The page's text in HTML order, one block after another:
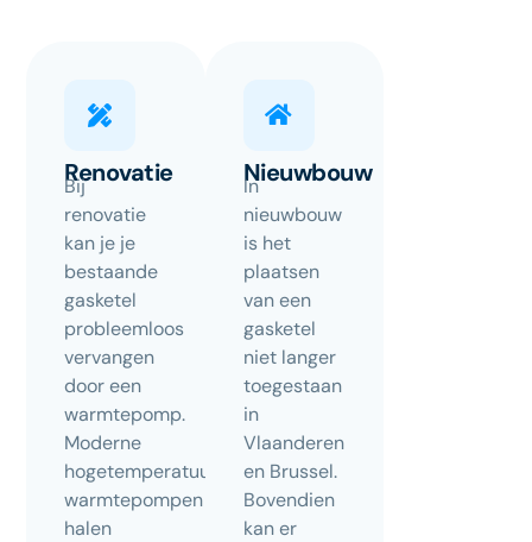
Renovatie
Bij
renovatie
kan je je
bestaande
gasketel
probleemloos
vervangen
door een
warmtepomp.
Moderne
hogetemperatuur-
warmtepompen
halen
Nieuwbouw
In
nieuwbouw
is het
plaatsen
van een
gasketel
niet langer
toegestaan
in
Vlaanderen
en Brussel.
Bovendien
kan er